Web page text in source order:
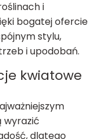
i
bogatej ofercie
stylu,
i upodobań.
kwiatowe
wyrazić
dlatego